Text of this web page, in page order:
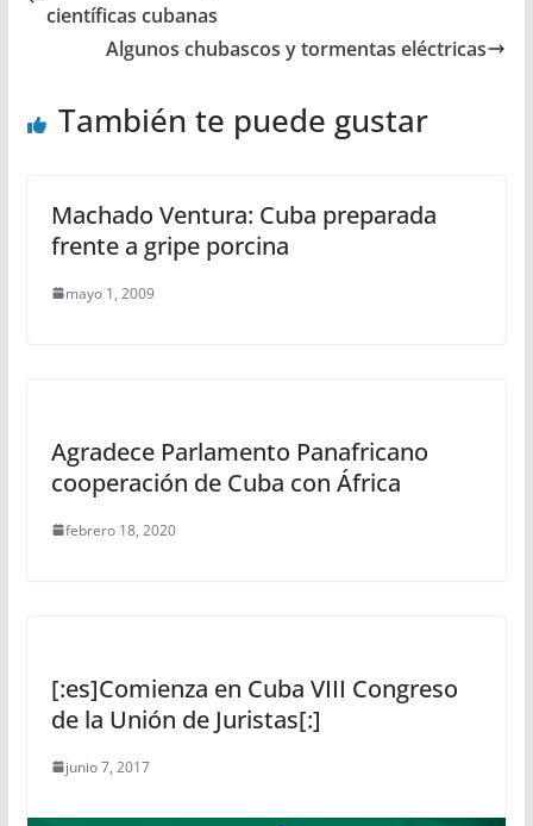
científicas cubanas
Algunos chubascos y tormentas eléctricas
También te puede gustar
Machado Ventura: Cuba preparada
frente a gripe porcina
mayo 1, 2009
Agradece Parlamento Panafricano
cooperación de Cuba con África
febrero 18, 2020
[:es]Comienza en Cuba VIII Congreso
de la Unión de Juristas[:]
junio 7, 2017